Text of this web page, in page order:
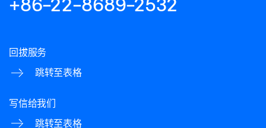
回拔服务
跳转至表格
写信给我们
跳转至表格